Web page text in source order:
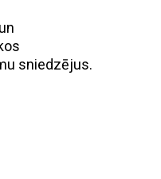
sniedzējus.